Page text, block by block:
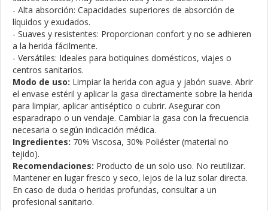
- Alta absorción: Capacidades superiores de absorción de
líquidos y exudados.
- Suaves y resistentes: Proporcionan confort y no se adhieren
a la herida fácilmente.
- Versátiles: Ideales para botiquines domésticos, viajes o
centros sanitarios.
Modo de uso: Limpiar la herida con agua y jabón suave. Abrir
el envase estéril y aplicar la gasa directamente sobre la herida
para limpiar, aplicar antiséptico o cubrir. Asegurar con
esparadrapo o un vendaje. Cambiar la gasa con la frecuencia
necesaria o según indicación médica.
Ingredientes: 70% Viscosa, 30% Poliéster (material no
tejido).
Recomendaciones: Producto de un solo uso. No reutilizar.
Mantener en lugar fresco y seco, lejos de la luz solar directa.
En caso de duda o heridas profundas, consultar a un
profesional sanitario.